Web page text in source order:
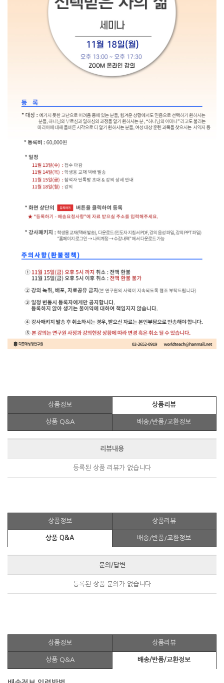
상품정보 상품리뷰
상품 Q&A 배송/반품/교환정보
리뷰내용
등록된 상품 리뷰가 없습니다
상품정보 상품리뷰
상품 Q&A 배송/반품/교환정보
문의/답변
등록된 상품 문의가 없습니다
상품정보 상품리뷰
상품 Q&A 배송/반품/교환정보